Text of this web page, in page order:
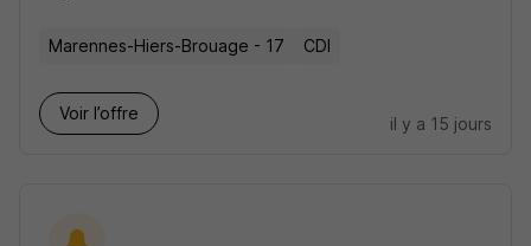
Marennes-Hiers-Brouage - 17 CDI
Voir l’offre
il y a 15 jours